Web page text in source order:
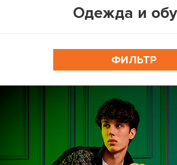
Одежда и
ФИЛЬТР